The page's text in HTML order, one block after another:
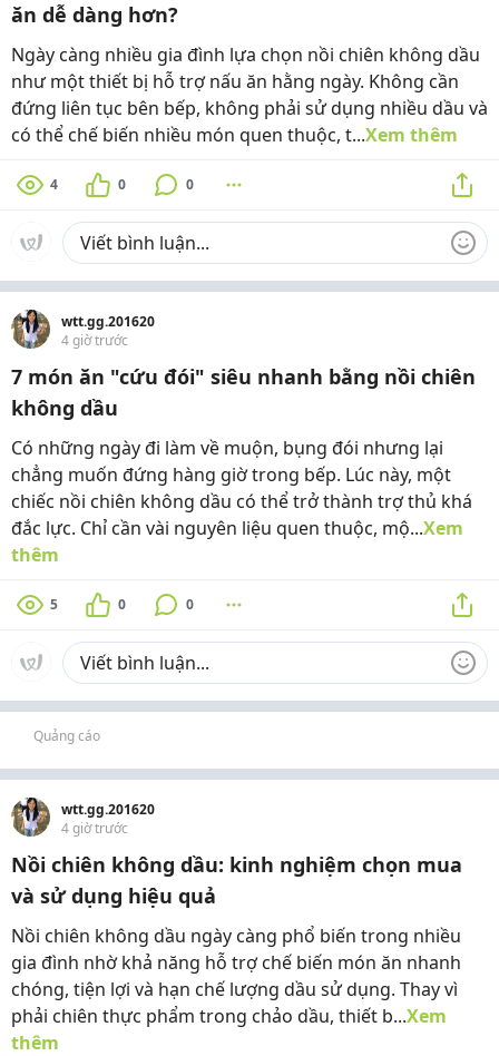
ăn dễ dàng hơn?
Ngày càng nhiều gia đình lựa chọn nồi chiên không dầu
như một thiết bị hỗ trợ nấu ăn hằng ngày. Không cần
đứng liên tục bên bếp, không phải sử dụng nhiều dầu và
có thể chế biến nhiều món quen thuộc, t...Xem thêm
4 0 0
wtt.gg.201620
4 giờ trước
7 món ăn "cứu đói" siêu nhanh bằng nồi chiên
không dầu
Có những ngày đi làm về muộn, bụng đói nhưng lại
chẳng muốn đứng hàng giờ trong bếp. Lúc này, một
chiếc nồi chiên không dầu có thể trở thành trợ thủ khá
đắc lực. Chỉ cần vài nguyên liệu quen thuộc, mộ...Xem
thêm
5 0 0
Quảng cáo
wtt.gg.201620
4 giờ trước
Nồi chiên không dầu: kinh nghiệm chọn mua
và sử dụng hiệu quả
Nồi chiên không dầu ngày càng phổ biến trong nhiều
gia đình nhờ khả năng hỗ trợ chế biến món ăn nhanh
chóng, tiện lợi và hạn chế lượng dầu sử dụng. Thay vì
phải chiên thực phẩm trong chảo dầu, thiết b...Xem
thêm